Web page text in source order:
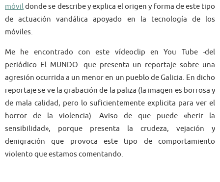
móvildonde se describe y explica el origen y forma de este tipo
de actuación vandálica apoyado en la tecnología de los
móviles.
Me he encontrado con este vídeoclip en You Tube -del
periódico El MUNDO- que presenta un reportaje sobre una
agresión ocurrida a un menor en un pueblo de Galicia. En dicho
reportaje se ve la grabación de la paliza (la imagen es borrosa y
de mala calidad, pero lo suficientemente explicita para ver el
horror de la violencia). Aviso de que puede «herir la
sensibilidad», porque presenta la crudeza, vejación y
denigración que provoca este tipo de comportamiento
violento que estamos comentando.